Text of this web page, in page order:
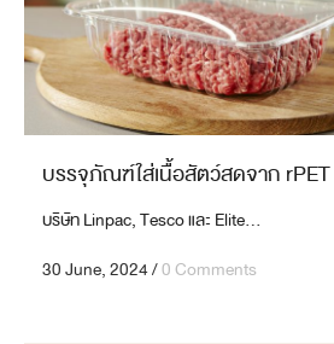
บรรจุภัณฑ์ใส่เนื้อสัตว์สดจาก rPET
บริษัท Linpac, Tesco และ Elite...
30 June, 2024/0 Comments